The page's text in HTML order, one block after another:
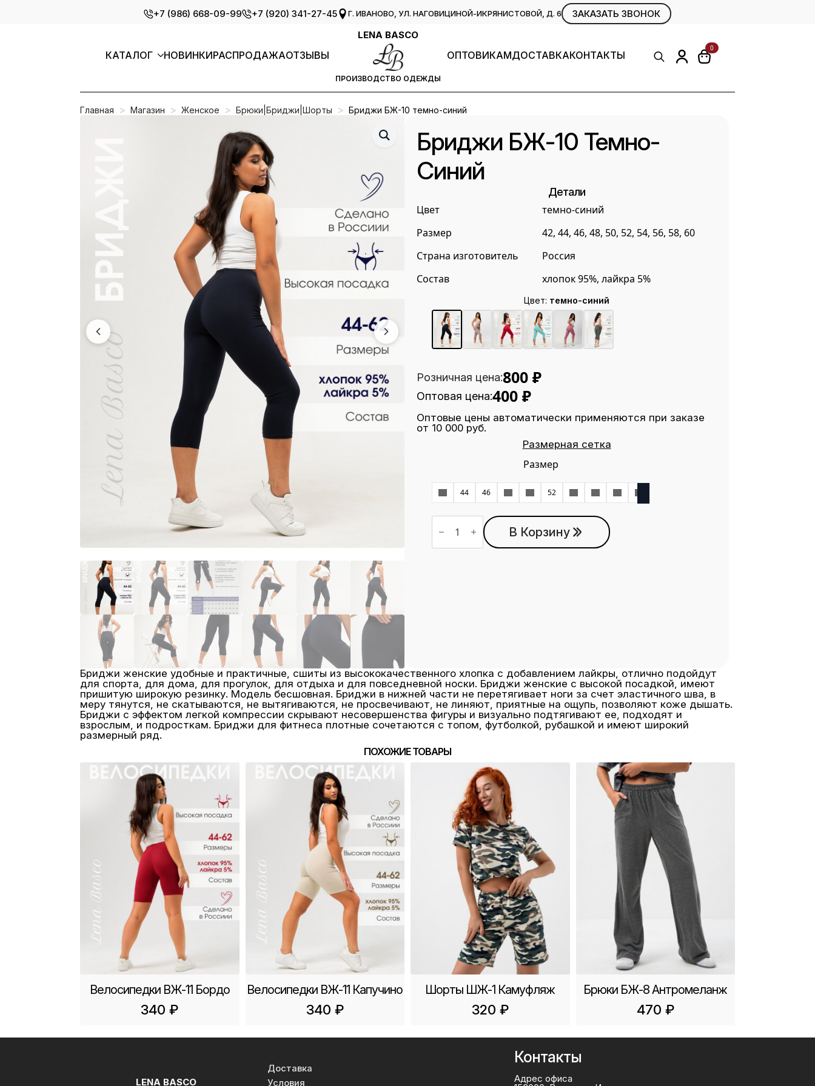
+7 (986) 668-09-99 +7 (920) 341-27-45 Г. ИВАНОВО, УЛ. НАГОВИЦИНОЙ-ИКРЯНИСТОВОЙ, Д. 6 ЗАКАЗАТЬ ЗВОНОК
КАТАЛОГ НОВИНКИРАСПРОДАЖАОТЗЫВЫ
LENA BASCO
ПРОИЗВОДСТВО ОДЕЖДЫ
ОПТОВИКАМДОСТАВКАКОНТАКТЫ
0
Главная Магазин Женское Брюки|Бриджи|Шорты Бриджи БЖ-10 темно-синий
Бриджи БЖ-10 Темно-
Синий
Детали
Цвет
темно-синий
Размер
42, 44, 46, 48, 50, 52, 54, 56, 58, 60
Страна изготовитель
Россия
Состав
хлопок 95%, лайкра 5%
Цвет: темно-синий
Розничная цена:800 ₽
Оптовая цена:400 ₽
Оптовые цены автоматически применяются при заказе
от 10 000 руб.
Размерная сетка
Размер
42 44 46 48 50 52 54 56 58 60
Количество
товара
Бриджи
БЖ-10
В Корзину
Бриджи женские удобные и практичные, сшиты из высококачественного хлопка с добавлением лайкры, отлично подойдут
для спорта, для дома, для прогулок, для отдыха и для повседневной носки. Бриджи женские с высокой посадкой, имеют
пришитую широкую резинку. Модель бесшовная. Бриджи в нижней части не перетягивает ноги за счет эластичного шва, в
меру тянутся, не скатываются, не вытягиваются, не просвечивают, не линяют, приятные на ощупь, позволяют коже дышать.
Бриджи с эффектом легкой компрессии скрывают несовершенства фигуры и визуально подтягивают ее, подходят и
взрослым, и подросткам. Бриджи для фитнеса плотные сочетаются с топом, футболкой, рубашкой и имеют широкий
размерный ряд.
ПОХОЖИЕ ТОВАРЫ
Велосипедки ВЖ-11 Бордо
340₽
Велосипедки ВЖ-11 Капучино
340 ₽
Шорты ШЖ-1 Камуфляж
320 ₽
Брюки БЖ-8 Антромеланж
470 ₽
LENA BASCO
Доставка
Условия
Контакты
Адрес офиса